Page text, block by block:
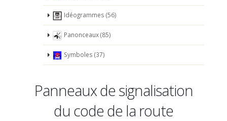
Idéogrammes (56)
Panonceaux (85)
Symboles (37)
Panneaux de signalisation
du code de la route